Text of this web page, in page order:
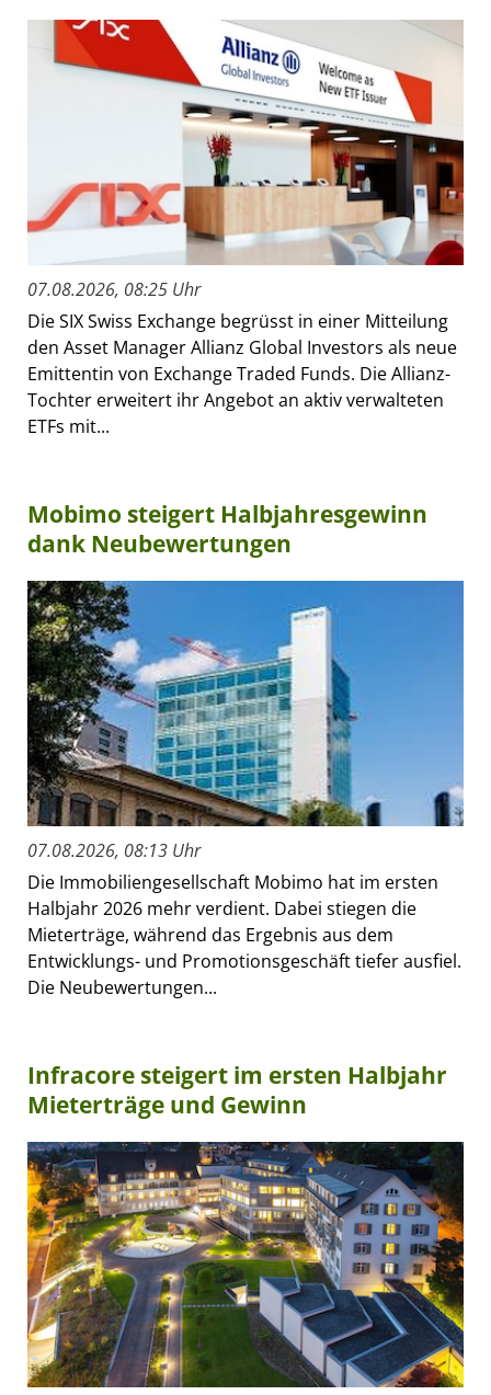
07.08.2026, 08:25 Uhr
Die SIX Swiss Exchange begrüsst in einer Mitteilung
den Asset Manager Allianz Global Investors als neue
Emittentin von Exchange Traded Funds. Die Allianz-
Tochter erweitert ihr Angebot an aktiv verwalteten
ETFs mit...
Mobimo steigert Halbjahresgewinn
dank Neubewertungen
07.08.2026, 08:13 Uhr
Die Immobiliengesellschaft Mobimo hat im ersten
Halbjahr 2026 mehr verdient. Dabei stiegen die
Mieterträge, während das Ergebnis aus dem
Entwicklungs- und Promotionsgeschäft tiefer ausfiel.
Die Neubewertungen...
Infracore steigert im ersten Halbjahr
Mieterträge und Gewinn